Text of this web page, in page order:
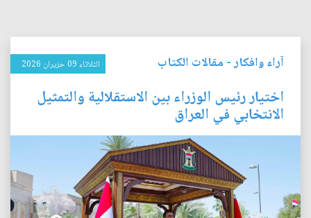
آراء وافكار- مقالات الكتاب الثلاثاء 09 حزيران 2026
اختيار رئيس الوزراء بين الاستقلالية والتمثيل
الانتخابي في العراق